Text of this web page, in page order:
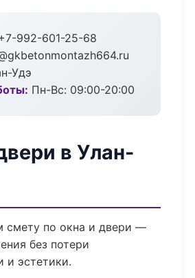
992-601-25-68
Удэ
Пн-Вс: 09:00-20:00
в Улан-
смету по окна и двери —
без потери
и эстетики.